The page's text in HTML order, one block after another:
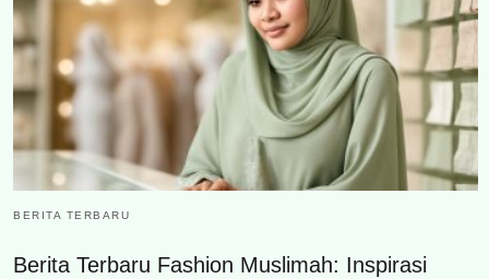
BERITA TERBARU
Berita Terbaru Fashion Muslimah: Inspirasi